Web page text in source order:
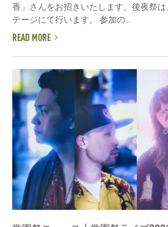
香」さんをお招きいたします。後夜祭
テージにて行います。 参加の...
READ MORE